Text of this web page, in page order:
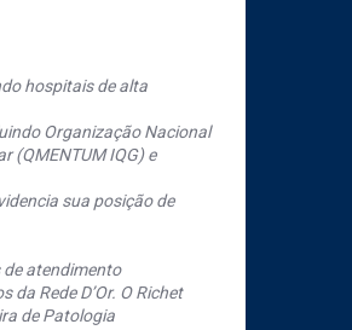
hospitais de alta
Organização Nacional
(QMENTUM IQG) e
sua posição de
de atendimento
Rede D’Or. O Richet
de Patologia